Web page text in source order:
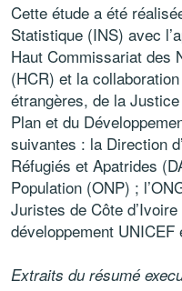
Cette étude a été
Statistique (INS) avec
Haut Commissariat des
(HCR) et la
étrangères, de la
Plan et du
suivantes : la Direction
Réfugiés et Apatrides
Population (ONP) ;
Juristes de Côte
développement UNICEF
Extraits du résumé